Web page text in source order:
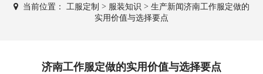
当前位置： 工服定制 > 服装知识 > 生产新闻济南工作服定做的
实用价值与选择要点
济南工作服定做的实用价值与选择要点